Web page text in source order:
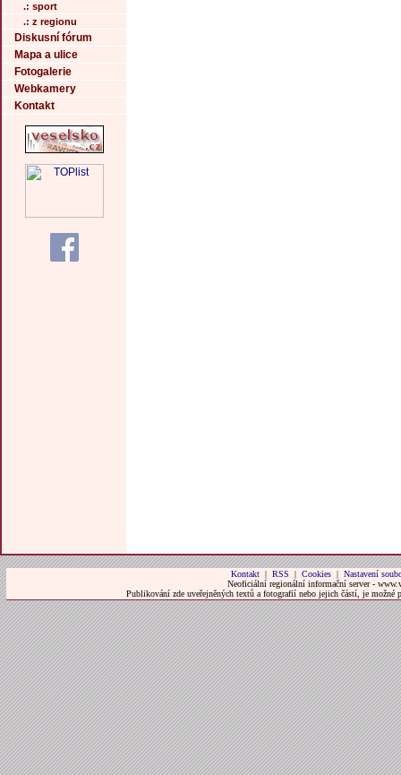
.: sport
.: z regionu
Diskusní fórum
Mapa a ulice
Fotogalerie
Webkamery
Kontakt
Kontakt| RSS | Cookies| Nastavení
Neoficiální regionální informační server -
Publikování zde uveřejněných textů a fotografií nebo jejich částí, je možné